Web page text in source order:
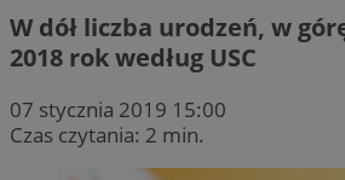
W dół liczba urodzeń, w
2018 rok według USC
07 stycznia 2019 15:00
Czas czytania: 2 min.